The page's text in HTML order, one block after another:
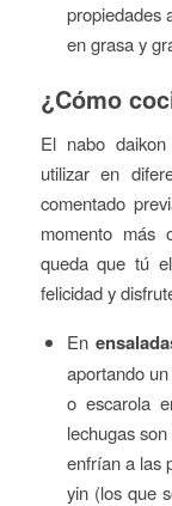
propiedades
en grasa y
¿Cómo
El nabo
utilizar en
comentado
momento más
queda que tú
felicidad y
En
aportando
o escarola
lechugas
enfrían a las
yin (los que